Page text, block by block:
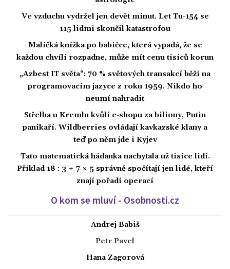
Ve vzduchu vydržel jen devět minut. Let Tu-154 se
115 lidmi skončil katastrofou
Maličká knížka po babičce, která vypadá, že se
každou chvíli rozpadne, může mít cenu tisíců korun
„Azbest IT světa“: 70 % světových transakcí běží na
programovacím jazyce z roku 1959. Nikdo ho
neumí nahradit
Střelba u Kremlu kvůli e-shopu za biliony, Putin
panikaří. Wildberries ovládají kavkazské klany a
teď po něm jde i Kyjev
Tato matematická hádanka nachytala už tisíce lidí.
Příklad 18 : 3 + 7 × 5 správně spočítají jen lidé, kteří
znají pořadí operací
O kom se mluví - Osobnosti.cz
Andrej Babiš
Petr Pavel
Hana Zagorová